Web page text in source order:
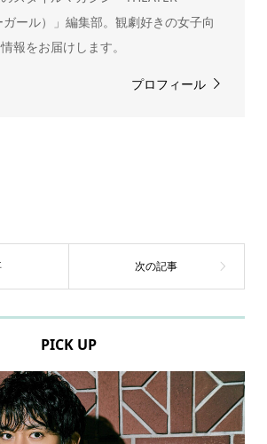
ール）」編集部。観劇好きの女子向
報をお届けします。
プロフィール
PICK UP